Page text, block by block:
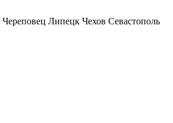
Череповец Липецк Чехов Севастополь